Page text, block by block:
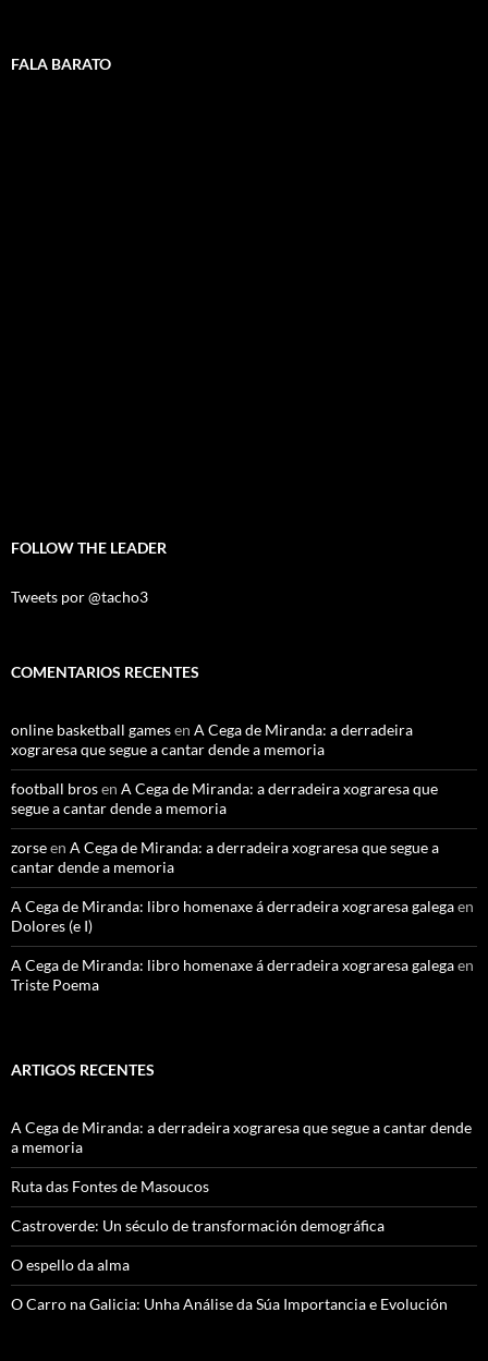
FALA BARATO
FOLLOW THE LEADER
Tweets por @tacho3
COMENTARIOS RECENTES
online basketball gamesen A Cega de Miranda: a derradeira
xograresa que segue a cantar dende a memoria
football brosen A Cega de Miranda: a derradeira xograresa que
segue a cantar dende a memoria
zorseen A Cega de Miranda: a derradeira xograresa que segue a
cantar dende a memoria
A Cega de Miranda: libro homenaxe á derradeira xograresa galegaen
Dolores (e I)
A Cega de Miranda: libro homenaxe á derradeira xograresa galegaen
Triste Poema
ARTIGOS RECENTES
A Cega de Miranda: a derradeira xograresa que segue a cantar dende
a memoria
Ruta das Fontes de Masoucos
Castroverde: Un século de transformación demográfica
O espello da alma
O Carro na Galicia: Unha Análise da Súa Importancia e Evolución